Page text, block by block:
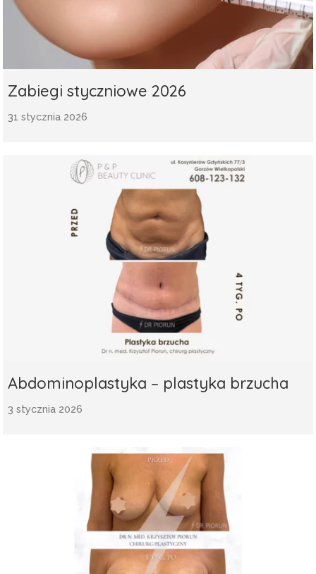
Zabiegi styczniowe 2026
31 stycznia 2026
Abdominoplastyka – plastyka brzucha
3 stycznia 2026